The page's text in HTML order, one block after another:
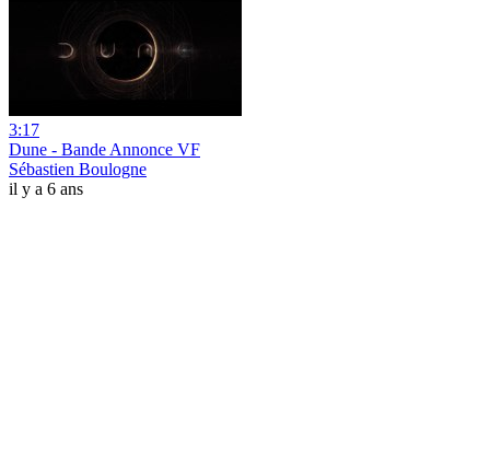
3:17
Dune - Bande Annonce VF
Sébastien Boulogne
il y a 6 ans